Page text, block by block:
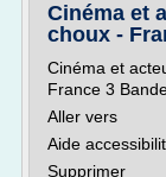
Cinéma et
choux -
Cinéma et
France 3
Aller vers
Aide
Supprimer